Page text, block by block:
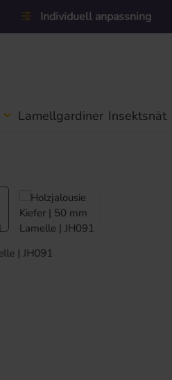
Individuell anpassning
Lamellgardiner Insektsnät